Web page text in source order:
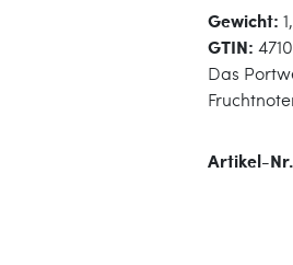
Gewicht:
GTIN:
Das
Artikel-